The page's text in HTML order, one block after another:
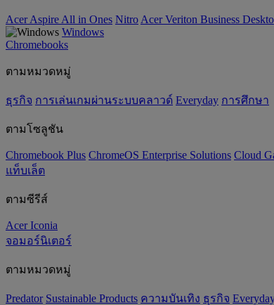
Acer Aspire All in Ones Nitro Acer Veriton Business
Windows
Chromebooks
ตามหมวดหมู่
ธุรกิจ การเล่นเกมผ่านระบบคลาวด์ Everyday การศึกษา
ตามโซลูชัน
Chromebook Plus ChromeOS Enterprise Solutions Cloud
แท็บเล็ต
ตามซีรีส์
Acer Iconia
จอมอร์นิเตอร์
ตามหมวดหมู่
Predator ‌Sustainable Products ความบันเทิง ธุรกิจ